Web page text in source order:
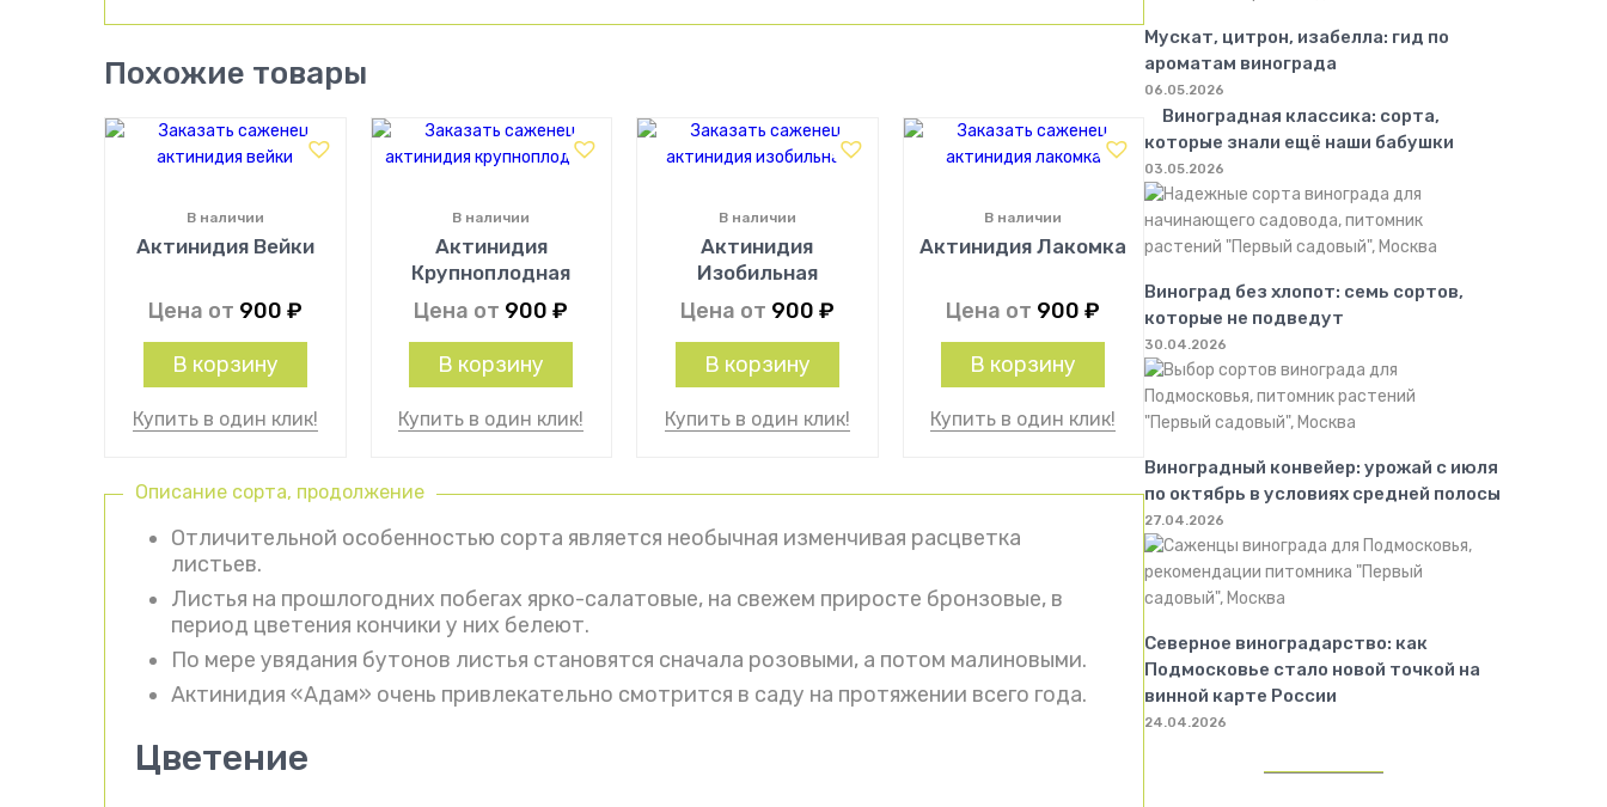
Описание сорта, продолжение
Отличительной особенностью сорта является необычная изменчивая расцветка
листьев.
Листья на прошлогодних побегах ярко-салатовые, на свежем приросте бронзовые, в
период цветения кончики у них белеют.
По мере увядания бутонов листья становятся сначала розовыми, а потом малиновыми.
Актинидия «Адам» очень привлекательно смотрится в саду на протяжении всего года.
Цветение
Похожие товары
Актинидия Вейки
В наличии
Цена от 900 ₽
В корзину
Купить в один клик!
Актинидия
Крупноплодная
В наличии
Цена от 900₽
В корзину
Купить в один клик!
Актинидия
Изобильная
В наличии
Цена от 900 ₽
В корзину
Купить в один клик!
Актинидия Лакомка
В наличии
Цена от 900₽
В корзину
Купить в один клик!
Мускат, цитрон, изабелла: гид по
ароматам винограда
06.05.2026
Виноградная классика: сорта,
которые знали ещё наши бабушки
03.05.2026
Виноград без хлопот: семь сортов,
которые не подведут
30.04.2026
Виноградный конвейер: урожай с июля
по октябрь в условиях средней полосы
27.04.2026
Северное виноградарство: как
Подмосковье стало новой точкой на
винной карте России
24.04.2026